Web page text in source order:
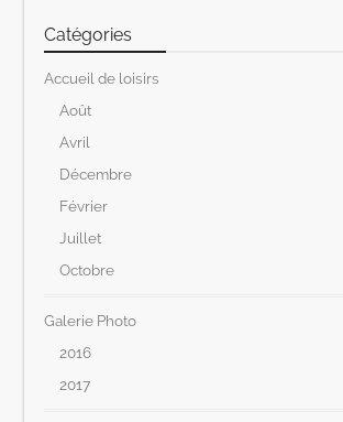
Catégories
Accueil de loisirs
Août
Avril
Décembre
Février
Juillet
Octobre
Galerie Photo
2016
2017